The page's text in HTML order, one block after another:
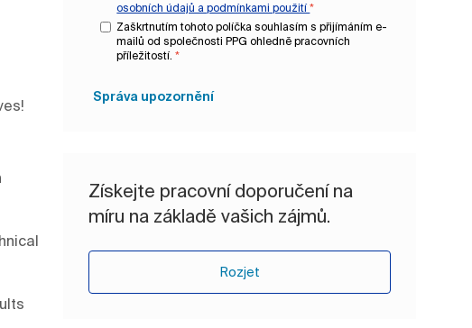
osobních údajů apodmínkami použití*
Zaškrtnutím tohoto políčka souhlasím s přijímáním e-
mailů od společnosti PPG ohledně pracovních
příležitostí. *
Správa upozornění
Získejte pracovní doporučení na
míru na základě vašich zájmů.
Rozjet